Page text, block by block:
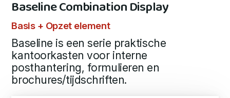
Baseline Combination Display
Basis + Opzet element
Baseline is een serie praktische
kantoorkasten voor interne
posthantering, formulieren en
brochures/tijdschriften.